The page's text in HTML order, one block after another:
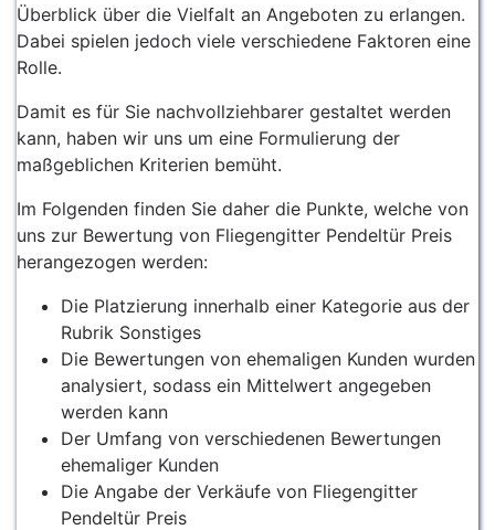
Überblick über die Vielfalt an Angeboten zu erlangen.
Dabei spielen jedoch viele verschiedene Faktoren eine
Rolle.
Damit es für Sie nachvollziehbarer gestaltet werden
kann, haben wir uns um eine Formulierung der
maßgeblichen Kriterien bemüht.
Im Folgenden finden Sie daher die Punkte, welche von
uns zur Bewertung von Fliegengitter Pendeltür Preis
herangezogen werden:
Die Platzierung innerhalb einer Kategorie aus der
Rubrik Sonstiges
Die Bewertungen von ehemaligen Kunden wurden
analysiert, sodass ein Mittelwert angegeben
werden kann
Der Umfang von verschiedenen Bewertungen
ehemaliger Kunden
Die Angabe der Verkäufe von Fliegengitter
Pendeltür Preis